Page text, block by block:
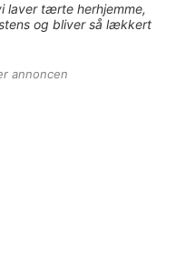
laver tærte herhjemme,
og bliver så lækkert
annoncen